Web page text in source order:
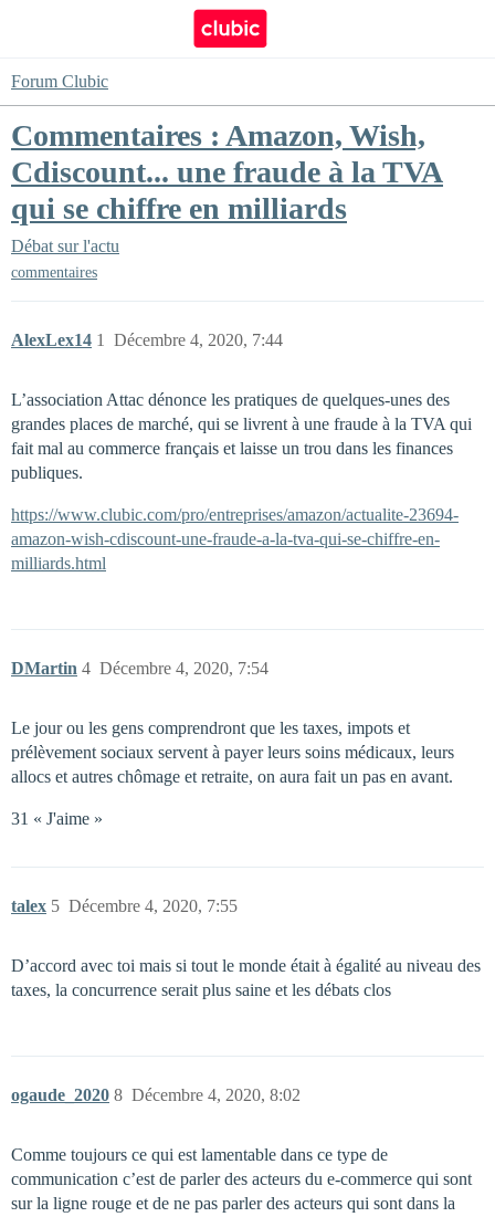
Forum Clubic
Commentaires : Amazon, Wish,
Cdiscount... une fraude à la TVA
qui se chiffre en milliards
Débat sur l'actu
commentaires
AlexLex14 Décembre 4, 2020, 7:44
1
L’association Attac dénonce les pratiques de quelques-unes des
grandes places de marché, qui se livrent à une fraude à la TVA qui
fait mal au commerce français et laisse un trou dans les finances
publiques.
https://www.clubic.com/pro/entreprises/amazon/actualite-23694-
amazon-wish-cdiscount-une-fraude-a-la-tva-qui-se-chiffre-en-
milliards.html
DMartin Décembre 4, 2020, 7:54
4
Le jour ou les gens comprendront que les taxes, impots et
prélèvement sociaux servent à payer leurs soins médicaux, leurs
allocs et autres chômage et retraite, on aura fait un pas en avant.
31 « J'aime »
talex Décembre 4, 2020, 7:55
5
D’accord avec toi mais si tout le monde était à égalité au niveau des
taxes, la concurrence serait plus saine et les débats clos
ogaude_2020 Décembre 4, 2020, 8:02
8
Comme toujours ce qui est lamentable dans ce type de
communication c’est de parler des acteurs du e-commerce qui sont
sur la ligne rouge et de ne pas parler des acteurs qui sont dans la